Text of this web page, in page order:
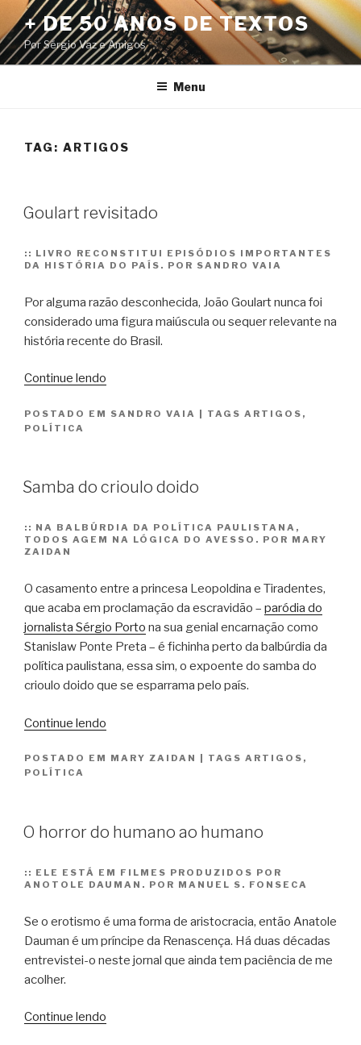
Pular
para
o
conteúdo
+ DE 50 ANOS DE TEXTOS
Por Sérgio Vaz e Amigos
Menu
TAG: ARTIGOS
Goulart revisitado
:: LIVRO RECONSTITUI EPISÓDIOS IMPORTANTES
DA HISTÓRIA DO PAÍS. POR SANDRO VAIA
Por alguma razão desconhecida, João Goulart nunca foi
considerado uma figura maiúscula ou sequer relevante na
história recente do Brasil.
Continue lendo
POSTADO EM SANDRO VAIA | TAGS ARTIGOS ,
POLÍTICA
Samba do crioulo doido
:: NA BALBÚRDIA DA POLÍTICA PAULISTANA,
TODOS AGEM NA LÓGICA DO AVESSO. POR MARY
ZAIDAN
O casamento entre a princesa Leopoldina e Tiradentes,
que acaba em proclamação da escravidão – paródia do
jornalista Sérgio Porto na sua genial encarnação como
Stanislaw Ponte Preta – é fichinha perto da balbúrdia da
política paulistana, essa sim, o expoente do samba do
crioulo doido que se esparrama pelo país.
Continue lendo
crioulo
POSTADO EM MARY ZAIDAN TAGS ARTIGOS ,
POLÍTICA
O horror do humano ao humano
:: ELE ESTÁ EM FILMES PRODUZIDOS POR
ANOTOLE DAUMAN. POR MANUEL S. FONSECA
Se o erotismo é uma forma de aristocracia, então Anatole
Dauman é um príncipe da Renascença. Há duas décadas
entrevistei-o neste jornal que ainda tem paciência de me
acolher.
Continue lendo